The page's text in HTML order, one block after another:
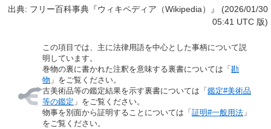
出典: フリー百科事典『ウィキペディア（Wikipedia）』 (2026/01/30
05:41 UTC 版)
この項目では、主に法律用語を中心とした事柄について説
明しています。
巻物の裏に書かれた注釈を意味する裏書については「勘
物 」をご覧ください。
古美術品等の鑑定結果を示す裏書については「鑑定#美術品
等の鑑定 」をご覧ください。
物事を別面から証明することについては「証明#一般用法 」
をご覧ください。